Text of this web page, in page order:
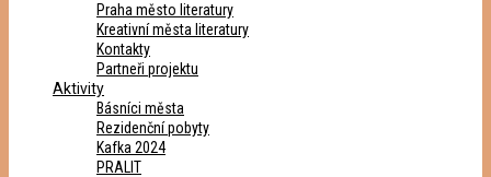
Praha město literatury
Kreativní města literatury
Kontakty
Partneři projektu
Aktivity
Básníci města
Rezidenční pobyty
Kafka 2024
PRALIT